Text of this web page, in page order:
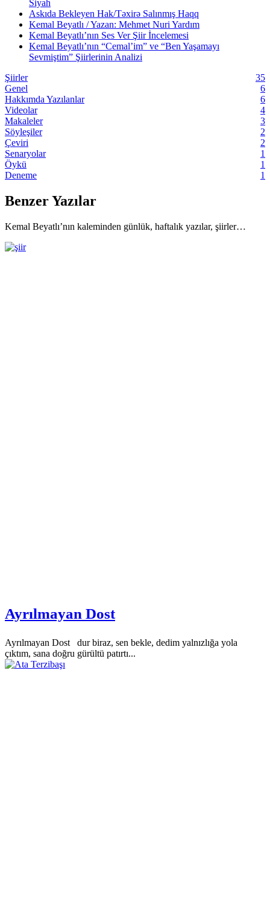
Siyah
Askıda Bekleyen Hak/Təxirə Salınmış Haqq
Kemal Beyatlı / Yazan: Mehmet Nuri Yardım
Kemal Beyatlı’nın Ses Ver Şiir İncelemesi
Kemal Beyatlı’nın “Cemal’im” ve “Ben Yaşamayı
Sevmiştim” Şiirlerinin Analizi
Şiirler
35
Genel
6
Hakkımda Yazılanlar
6
Videolar
4
Makaleler
3
Söyleşiler
2
Çeviri
2
Senaryolar
1
Öykü
1
Deneme
1
Benzer Yazılar
Kemal Beyatlı’nın kaleminden günlük, haftalık yazılar, şiirler…
Ayrılmayan Dost
Ayrılmayan Dost dur biraz, sen bekle, dedim yalnızlığa yola
çıktım, sana doğru gürültü patırtı...